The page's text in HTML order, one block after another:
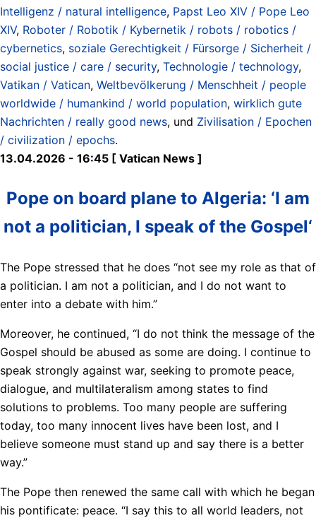
Intelligenz / natural intelligence, Papst Leo XIV / Pope Leo
XIV, Roboter / Robotik / Kybernetik / robots / robotics /
cybernetics, soziale Gerechtigkeit / Fürsorge / Sicherheit /
social justice / care / security, Technologie / technology,
Vatikan / Vatican, Weltbevölkerung / Menschheit / people
worldwide / humankind / world population, wirklich gute
Nachrichten / really good news, und Zivilisation / Epochen
/ civilization / epochs.
13.04.2026 - 16:45 [ Vatican News ]
Pope on board plane to Algeria: ‘I am
not a politician, I speak of the Gospel‘
The Pope stressed that he does “not see my role as that of
a politician. I am not a politician, and I do not want to
enter into a debate with him.”
Moreover, he continued, “I do not think the message of the
Gospel should be abused as some are doing. I continue to
speak strongly against war, seeking to promote peace,
dialogue, and multilateralism among states to find
solutions to problems. Too many people are suffering
today, too many innocent lives have been lost, and I
believe someone must stand up and say there is a better
way.”
The Pope then renewed the same call with which he began
his pontificate: peace. “I say this to all world leaders, not